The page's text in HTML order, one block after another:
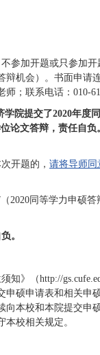
参加开题或只参加
机会）。书面申请
；联系电话：010-
学院提交了2020年度
论文答辩，责任自
开题的， 请将导师同
2020同等学力申硕
。
》（http://
硕申请表和相关申
本校和本院提交申
校相关规定。